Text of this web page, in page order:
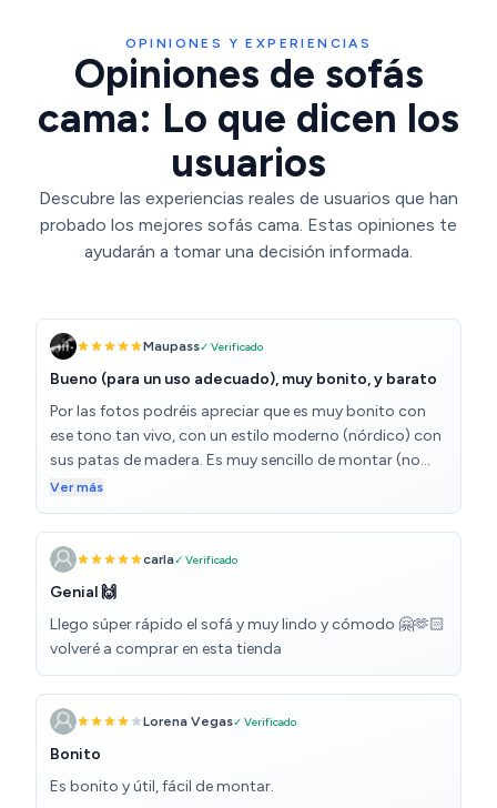
OPINIONES Y EXPERIENCIAS
Opiniones de sofás
cama: Lo que dicen los
usuarios
Descubre las experiencias reales de usuarios que han
probado los mejores sofás cama. Estas opiniones te
ayudarán a tomar una decisión informada.
Maupass✓ Verificado
Bueno (para un uso adecuado), muy bonito, y barato
Por las fotos podréis apreciar que es muy bonito con
ese tono tan vivo, con un estilo moderno (nórdico) con
sus patas de madera. Es muy sencillo de montar (no
tardaréis más de 20 minutos en montarlo). La única
"pega" que puede hacerte tardar unos minutos más
montarlo es que la situación de 2 tornillos de los
extremos de la estructura de madera están bastante
profundos, y con la llave L suministrada no es
incómodo atornillar esas dos partes, pero nada más.
Bueno sí, quizás la protección del sofá dentro del
embalaje la veo muy justita (entre el embalaje y sofá
sólo hay una pequeña funda de plástico), quizás por
eso en algunas opiniones de otros usuarios han
comentado que el producto ha llegado deteriorado. En
mi caso, vino en perfectas condiciones. Por el precio
Ver más
carla✓ Verificado
Genial 🙌
Llego súper rápido el sofá y muy lindo y cómodo 🤗🫶🏻
volveré a comprar en esta tienda
Lorena Vegas✓ Verificado
Bonito
Es bonito y útil, fácil de montar.